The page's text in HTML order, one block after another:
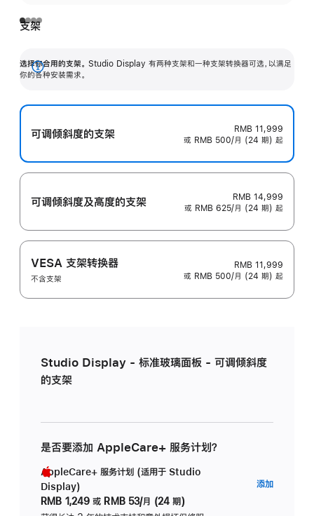
支架
选择你合用的支架。 Studio Display 有两种支架和一种支架转换器可选，以满足
你的各种安装需求。
展
可调倾斜度的支架
RMB 11,999
或 RMB 500/月 (24 期) 起
可调倾斜度及高‍度的支‍架
RMB 14,999
或 RMB 625/月 (24 期) 起
VESA 支架转换器
不含支架
RMB 11,999
或 RMB 500/月 (24 期) 起
Studio Display - 标准玻璃面板 - 可调倾斜度
的支架
是否要添加 AppleCare+ 服务计划？
AppleCare+ 服务计划 (适用于 Studio
Display)
RMB 1,249 或 RMB 53/月 (24 期)
添加